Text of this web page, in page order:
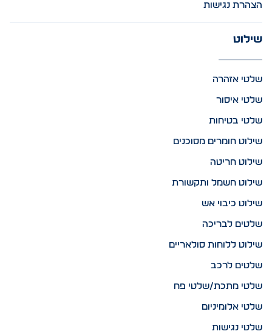
הצהרת נגישות
שילוט
שלטי אזהרה
שלטי איסור
שלטי בטיחות
שילוט חומרים מסוכנים
שילוט חריטה
שילוט חשמל ותקשורת
שילוט כיבוי אש
שלטים לבריכה
שילוט ללוחות סולאריים
שלטים לרכב
שלטי מתכת/שלטי פח
שלטי אלומיניום
שלטי נגישות